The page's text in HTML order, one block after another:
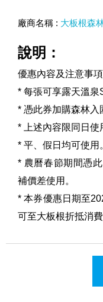
廠商名稱 : 大板根森
說明：
優惠內容及注意事項
* 每張可享露天溫泉
* 憑此券加購森林
* 上述內容限同日使
* 平、假日均可使用
* 農曆春節期間憑
補價差使用。
* 本券優惠日期至
可至大板根折抵消